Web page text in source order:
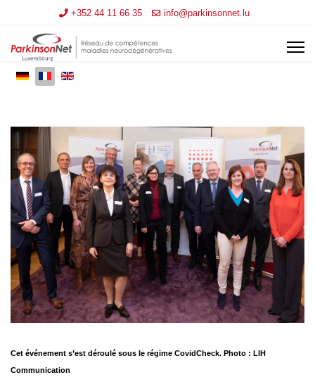
+352 44 11 66 35 info@parkinsonnet.lu
Cet événement s’est déroulé sous le régime CovidCheck. Photo : LIH
Communication